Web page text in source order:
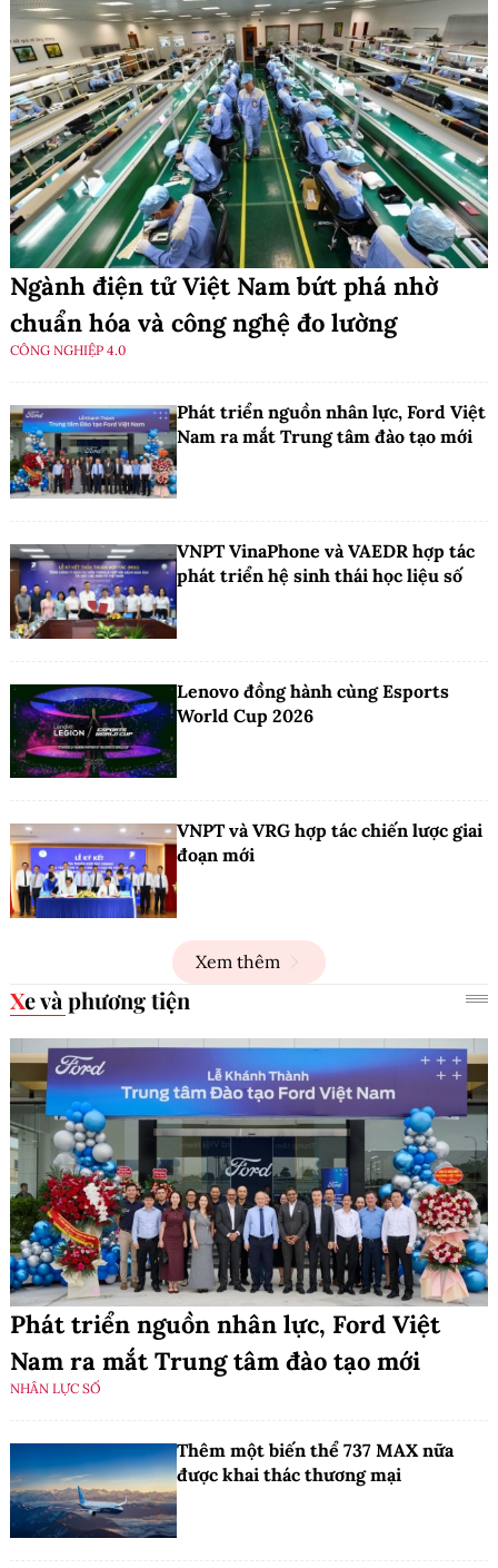
Ngành điện tử Việt Nam bứt phá nhờ
chuẩn hóa và công nghệ đo lường
CÔNG NGHIỆP 4.0
Phát triển nguồn nhân lực, Ford Việt
Nam ra mắt Trung tâm đào tạo mới
VNPT VinaPhone và VAEDR hợp tác
phát triển hệ sinh thái học liệu số
Lenovo đồng hành cùng Esports
World Cup 2026
VNPT và VRG hợp tác chiến lược giai
đoạn mới
Xem thêm
Xe và phương tiện
Phát triển nguồn nhân lực, Ford Việt
Nam ra mắt Trung tâm đào tạo mới
NHÂN LỰC SỐ
Thêm một biến thể 737 MAX nữa
được khai thác thương mại